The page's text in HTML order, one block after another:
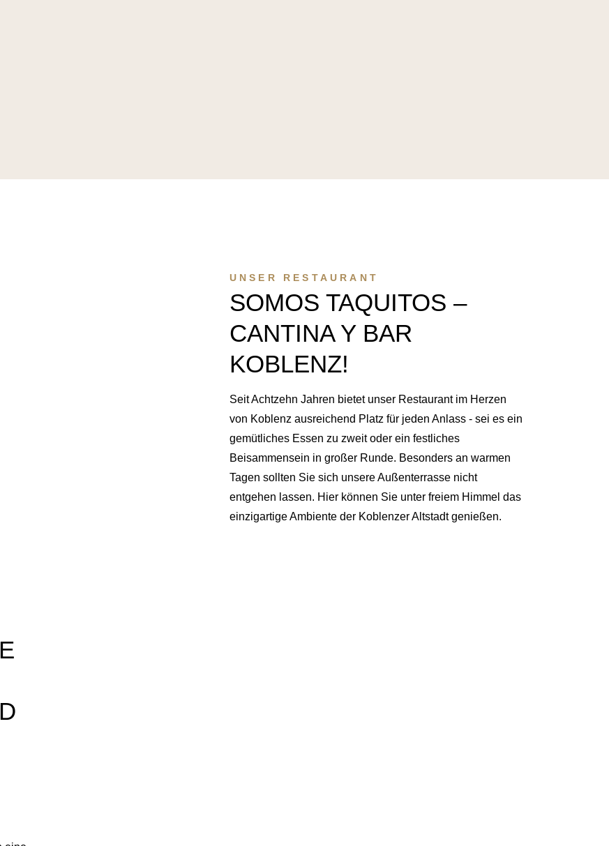
UNSER RESTAURANT
SOMOS TAQUITOS –
CANTINA Y BAR
KOBLENZ!
Seit Achtzehn Jahren bietet unser Restaurant im Herzen
von Koblenz ausreichend Platz für jeden Anlass - sei es ein
gemütliches Essen zu zweit oder ein festliches
Beisammensein in großer Runde. Besonders an warmen
Tagen sollten Sie sich unsere Außenterrasse nicht
entgehen lassen. Hier können Sie unter freiem Himmel das
einzigartige Ambiente der Koblenzer Altstadt genießen.